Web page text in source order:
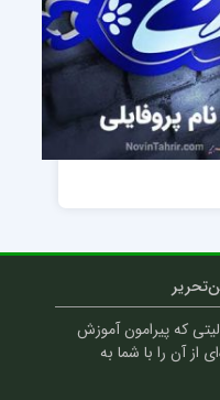
که پیرامون آموزش
از آن را با شما به